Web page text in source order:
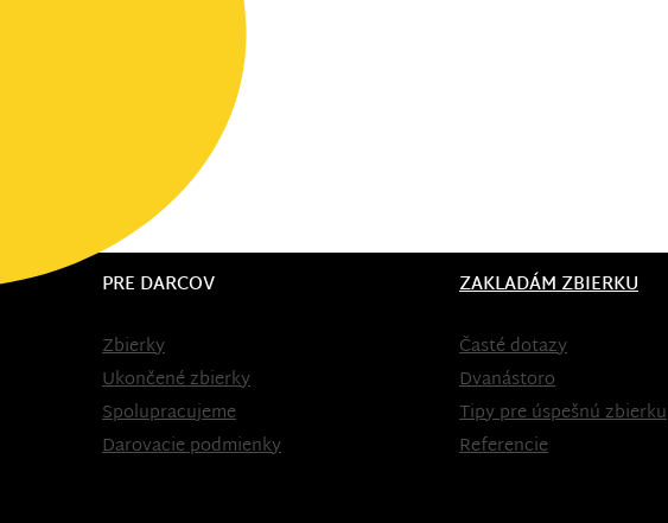
PRE DARCOV
Zbierky
Ukončené zbierky
Spolupracujeme
Darovacie podmienky
ZAKLADÁM ZBIERKU
Časté dotazy
Dvanástoro
Tipy pre úspešnú zbierku
Referencie